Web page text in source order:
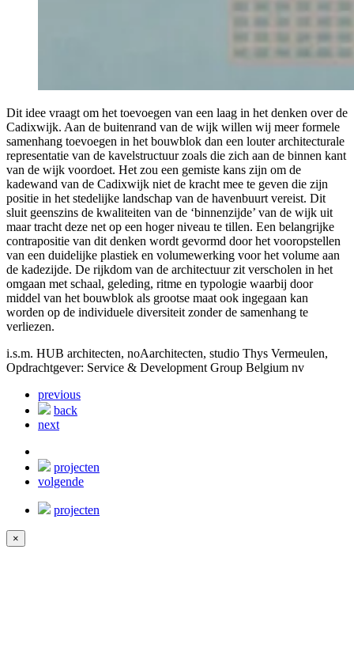
Dit idee vraagt om het toevoegen van een laag in het denken over de
Cadixwijk. Aan de buitenrand van de wijk willen wij meer formele
samenhang toevoegen in het bouwblok dan een louter architecturale
representatie van de kavelstructuur zoals die zich aan de binnen kant
van de wijk voordoet. Het zou een gemiste kans zijn om de
kadewand van de Cadixwijk niet de kracht mee te geven die zijn
positie in het stedelijke landschap van de havenbuurt vereist. Dit
sluit geenszins de kwaliteiten van de ‘binnenzijde’ van de wijk uit
maar tracht deze net op een hoger niveau te tillen. Een belangrijke
contrapositie van dit denken wordt gevormd door het vooropstellen
van een duidelijke plastiek en volumewerking voor het volume aan
de kadezijde. De rijkdom van de architectuur zit verscholen in het
omgaan met schaal, geleding, ritme en typologie waarbij door
middel van het bouwblok als grootse maat ook ingegaan kan
worden op de individuele diversiteit zonder de samenhang te
verliezen.
i.s.m. HUB architecten, noAarchitecten, studio Thys Vermeulen,
Opdrachtgever: Service & Development Group Belgium nv
previous
back
next
projecten
volgende
projecten
×